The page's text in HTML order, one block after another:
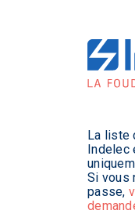
La liste
Indelec
Si vous
passe,